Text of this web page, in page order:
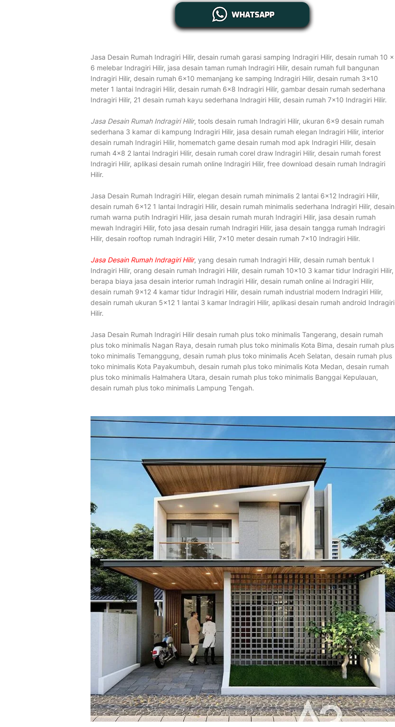
Jasa Desain Rumah Indragiri Hilir, desain rumah garasi samping Indragiri Hilir, desain rumah 10 x
6 melebar Indragiri Hilir, jasa desain taman rumah Indragiri Hilir, desain rumah full bangunan
Indragiri Hilir, desain rumah 6x10 memanjang ke samping Indragiri Hilir, desain rumah 3x10
meter 1 lantai Indragiri Hilir, desain rumah 6x8 Indragiri Hilir, gambar desain rumah sederhana
Indragiri Hilir, 21 desain rumah kayu sederhana Indragiri Hilir, desain rumah 7x10 Indragiri Hilir.
Jasa Desain Rumah Indragiri Hilir, tools desain rumah Indragiri Hilir, ukuran 6x9 desain rumah
sederhana 3 kamar di kampung Indragiri Hilir, jasa desain rumah elegan Indragiri Hilir, interior
desain rumah Indragiri Hilir, homematch game desain rumah mod apk Indragiri Hilir, desain
rumah 4x8 2 lantai Indragiri Hilir, desain rumah corel draw Indragiri Hilir, desain rumah forest
Indragiri Hilir, aplikasi desain rumah online Indragiri Hilir, free download desain rumah Indragiri
Hilir.
Jasa Desain Rumah Indragiri Hilir, elegan desain rumah minimalis 2 lantai 6x12 Indragiri Hilir,
desain rumah 6x12 1 lantai Indragiri Hilir, desain rumah minimalis sederhana Indragiri Hilir, desain
rumah warna putih Indragiri Hilir, jasa desain rumah murah Indragiri Hilir, jasa desain rumah
mewah Indragiri Hilir, foto jasa desain rumah Indragiri Hilir, jasa desain tangga rumah Indragiri
Hilir, desain rooftop rumah Indragiri Hilir, 7x10 meter desain rumah 7x10 Indragiri Hilir.
Jasa Desain Rumah Indragiri Hilir, yang desain rumah Indragiri Hilir, desain rumah bentuk l
Indragiri Hilir, orang desain rumah Indragiri Hilir, desain rumah 10x10 3 kamar tidur Indragiri Hilir,
berapa biaya jasa desain interior rumah Indragiri Hilir, desain rumah online ai Indragiri Hilir,
desain rumah 9x12 4 kamar tidur Indragiri Hilir, desain rumah industrial modern Indragiri Hilir,
desain rumah ukuran 5x12 1 lantai 3 kamar Indragiri Hilir, aplikasi desain rumah android Indragiri
Hilir.
Jasa Desain Rumah Indragiri Hilir desain rumah plus toko minimalis Tangerang, desain rumah
plus toko minimalis Nagan Raya, desain rumah plus toko minimalis Kota Bima, desain rumah plus
toko minimalis Temanggung, desain rumah plus toko minimalis Aceh Selatan, desain rumah plus
toko minimalis Kota Payakumbuh, desain rumah plus toko minimalis Kota Medan, desain rumah
plus toko minimalis Halmahera Utara, desain rumah plus toko minimalis Banggai Kepulauan,
desain rumah plus toko minimalis Lampung Tengah.